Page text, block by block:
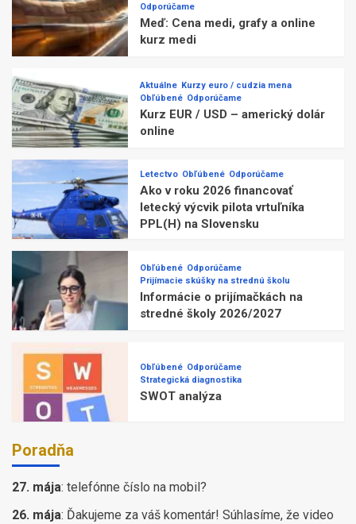
Odporúčame
Meď: Cena medi, grafy a online
kurz medi
Aktuálne Kurzy euro / cudzia mena
Obľúbené Odporúčame
Kurz EUR / USD – americký dolár
online
Letectvo Obľúbené Odporúčame
Ako v roku 2026 financovať
letecký výcvik pilota vrtuľníka
PPL(H) na Slovensku
Obľúbené Odporúčame
Prijímacie skúšky na strednú školu
Informácie o prijímačkách na
stredné školy 2026/2027
Obľúbené Odporúčame
Strategická diagnostika
SWOT analýza
Poradňa
27. mája: telefónne číslo na mobil?
26. mája: Ďakujeme za váš komentár! Súhlasíme, že video